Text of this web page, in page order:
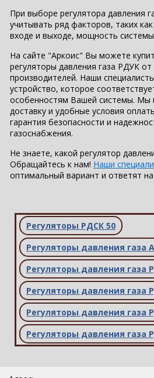
Регуляторы РДСК 50
Регуляторы давления газа
Регуляторы давления газа
Регуляторы давления газа
Регуляторы давления газа
Регуляторы давления газа
При выборе регулятора давления
учитывать ряд факторов, таких
входе и выходе, мощность системы
На сайте "Аркоис" Вы можете
регуляторы давления газа РДУК
производителей. Наши
устройство, которое
особенностям Вашей системы. Мы
доставку и удобные условия
гарантия безопасности и
газоснабжения.
Не знаете, какой регулятор
Обращайтесь к нам! Наши
оптимальный вариант и ответят